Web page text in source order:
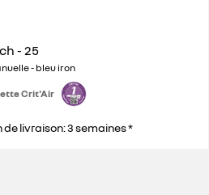
- 25
- bleu iron
Crit'Air
livraison: 3 semaines *